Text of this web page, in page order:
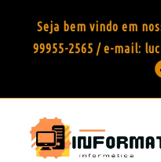
Seja bem vindo em
99955-2565 / e-mail: